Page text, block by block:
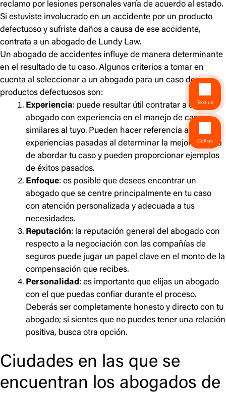
reclamo por lesiones personales varía de acuerdo al estado.
Si estuviste involucrado en un accidente por un producto
defectuoso y sufriste daños a causa de ese accidente,
contrata a un abogado de Lundy Law.
Un abogado de accidentes influye de manera determinante
en el resultado de tu caso. Algunos criterios a tomar en
cuenta al seleccionar a un abogado para un caso de
productos defectuosos son:
Experiencia: puede resultar útil contratar a un
abogado con experiencia en el manejo de casos
similares al tuyo. Pueden hacer referencia a esas
experiencias pasadas al determinar la mejor manera
de abordar tu caso y pueden proporcionar ejemplos
de éxitos pasados.
Enfoque: es posible que desees encontrar un
abogado que se centre principalmente en tu caso
con atención personalizada y adecuada a tus
necesidades.
Reputación: la reputación general del abogado con
respecto a la negociación con las compañías de
seguros puede jugar un papel clave en el monto de la
compensación que recibes.
Personalidad: es importante que elijas un abogado
con el que puedas confiar durante el proceso.
Deberás ser completamente honesto y directo con tu
abogado; si sientes que no puedes tener una relación
positiva, busca otra opción.
Ciudades en las que se
encuentran los abogados de
Text us
Call us